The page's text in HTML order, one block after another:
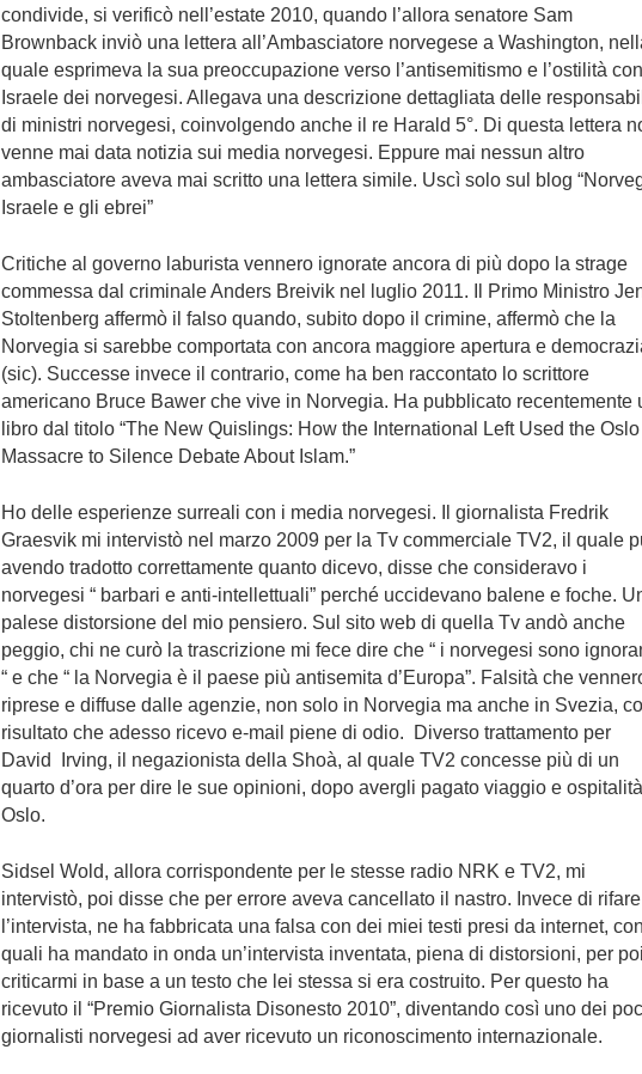
condivide, si verificò nell’estate 2010, quando l’allora senatore Sam
Brownback inviò una lettera all’Ambasciatore norvegese a Washington,
quale esprimeva la sua preoccupazione verso l’antisemitismo e l’ostilità
Israele dei norvegesi. Allegava una descrizione dettagliata delle
di ministri norvegesi, coinvolgendo anche il re Harald 5°. Di questa lettera
venne mai data notizia sui media norvegesi. Eppure mai nessun altro
ambasciatore aveva mai scritto una lettera simile. Uscì solo sul blog
Israele e gli ebrei”
Critiche al governo laburista vennero ignorate ancora di più dopo la strage
commessa dal criminale Anders Breivik nel luglio 2011. Il Primo Ministro
Stoltenberg affermò il falso quando, subito dopo il crimine, affermò che la
Norvegia si sarebbe comportata con ancora maggiore apertura e
(sic). Successe invece il contrario, come ha ben raccontato lo scrittore
americano Bruce Bawer che vive in Norvegia. Ha pubblicato recentemente
libro dal titolo “The New Quislings: How the International Left Used the Oslo
Massacre to Silence Debate About Islam.”
Ho delle esperienze surreali con i media norvegesi. Il giornalista Fredrik
Graesvik mi intervistò nel marzo 2009 per la Tv commerciale TV2, il quale
avendo tradotto correttamente quanto dicevo, disse che consideravo i
norvegesi “ barbari e anti-intellettuali” perché uccidevano balene e foche.
palese distorsione del mio pensiero. Sul sito web di quella Tv andò anche
peggio, chi ne curò la trascrizione mi fece dire che “ i norvegesi sono
“ e che “ la Norvegia è il paese più antisemita d’Europa”. Falsità che
riprese e diffuse dalle agenzie, non solo in Norvegia ma anche in Svezia,
risultato che adesso ricevo e-mail piene di odio. Diverso trattamento per
David Irving, il negazionista della Shoà, al quale TV2 concesse più di un
quarto d’ora per dire le sue opinioni, dopo avergli pagato viaggio e
Oslo.
Sidsel Wold, allora corrispondente per le stesse radio NRK e TV2, mi
intervistò, poi disse che per errore aveva cancellato il nastro. Invece di rifare
l’intervista, ne ha fabbricata una falsa con dei miei testi presi da internet,
quali ha mandato in onda un’intervista inventata, piena di distorsioni, per poi
criticarmi in base a un testo che lei stessa si era costruito. Per questo ha
ricevuto il “Premio Giornalista Disonesto 2010”, diventando così uno dei
giornalisti norvegesi ad aver ricevuto un riconoscimento internazionale.